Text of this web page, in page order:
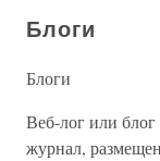
Блоги
Блоги
Веб-лог или
журнал,